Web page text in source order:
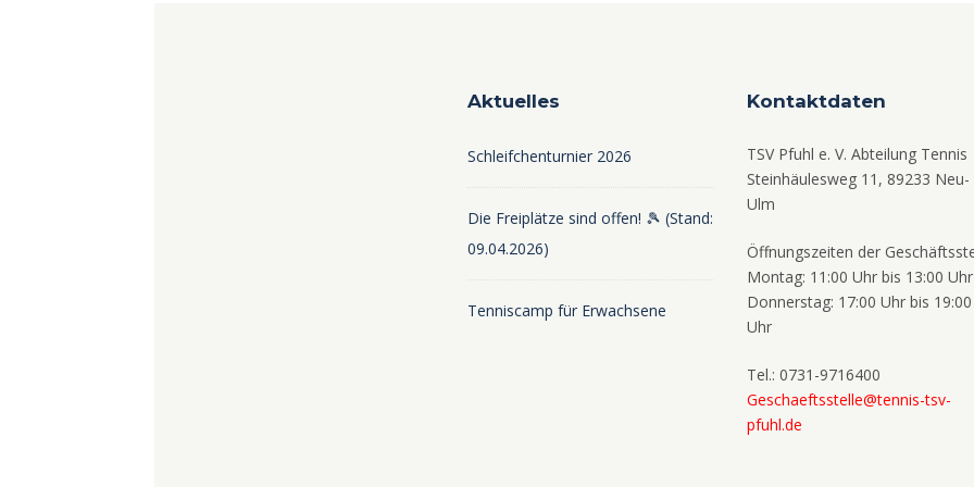
Aktuelles
Schleifchenturnier 2026
Die Freiplätze sind offen! 🎾 (Stand:
09.04.2026)
Tenniscamp für Erwachsene
Kontaktdaten
TSV Pfuhl e. V. Abteilung Tennis
Steinhäulesweg 11, 89233 Neu-
Ulm
Öffnungszeiten der
Montag: 11:00 Uhr bis 13:00 Uhr
Donnerstag: 17:00 Uhr bis 19:00
Uhr
Tel.: 0731-9716400
Geschaeftsstelle@tennis-tsv-
pfuhl.de